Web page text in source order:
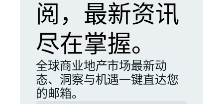
阅，最新资讯
尽在掌握。
全球商业地产市场最新动
态、洞察与机遇一键直达您
的邮箱。